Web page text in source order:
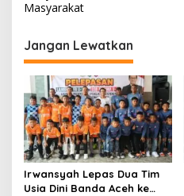
i
a
s
i
p
o
s
Masyarakat
Jangan Lewatkan
Irwansyah Lepas Dua Tim
Usia Dini Banda Aceh ke